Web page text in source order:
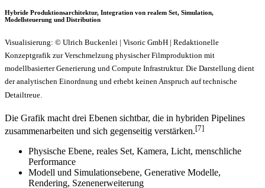
Hybride Produktionsarchitektur, Integration von realem Set, Simulation,
Modellsteuerung und Distribution
Visualisierung: © Ulrich Buckenlei | Visoric GmbH | Redaktionelle
Konzeptgrafik zur Verschmelzung physischer Filmproduktion mit
modellbasierter Generierung und Compute Infrastruktur. Die Darstellung dient
der analytischen Einordnung und erhebt keinen Anspruch auf technische
Detailtreue.
Die Grafik macht drei Ebenen sichtbar, die in hybriden Pipelines
zusammenarbeiten und sich gegenseitig verstärken.[7]
Physische Ebene, reales Set, Kamera, Licht, menschliche
Performance
Modell und Simulationsebene, Generative Modelle,
Rendering, Szenenerweiterung